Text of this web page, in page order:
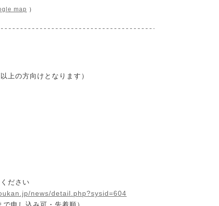
map ）
上の方向けとなります）
ださい
news/detail.php?sysid=604
申し込み可・先着順）